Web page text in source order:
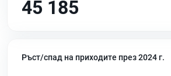
45 185
Ръст/спад на приходите през 2024 г.